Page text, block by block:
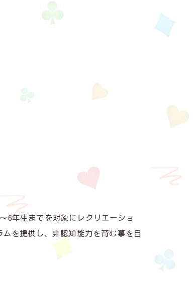
6年生までを対象にレクリエーショ
を提供し、非認知能力を育む事を目